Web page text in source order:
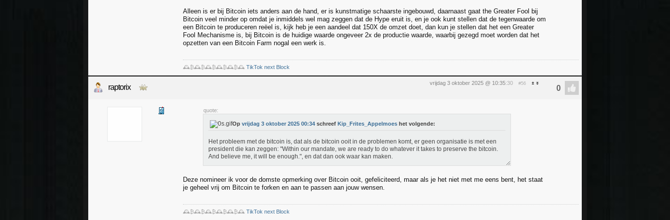
Alleen is er bij Bitcoin iets anders aan de hand, er is kunstmatige schaarste ingebouwd, daarnaast gaat the Greater Fool bij
Bitcoin veel minder op omdat je inmiddels wel mag zeggen dat de Hype eruit is, en je ook kunt stellen dat de tegenwaarde om
een Bitcoin te produceren reëel is, kijk heb je een aandeel dat 150X de omzet doet, dan kun je stellen dat het een Greater
Fool Mechanisme is, bij Bitcoin is de huidige waarde ongeveer 2x de productie waarde, waarbij gezegd moet worden dat het
opzetten van een Bitcoin Farm nogal een werk is.
🕰️₿🕰️₿🕰️₿🕰️₿🕰️₿🕰️ TikTok next Block
vrijdag 3 oktober 2025 @ 10:35:30 #56
raptorix
quote:
Op vrijdag 3 oktober 2025 00:34 schreef Kip_Frites_Appelmoes het volgende:
Het probleem met de bitcoin is, dat als de bitcoin ooit in de problemen komt, er geen organisatie is met een
president die kan zeggen: "Within our mandate, we are ready to do whatever it takes to preserve the bitcoin.
And believe me, it will be enough.", en dat dan ook waar kan maken.
Deze nomineer ik voor de domste opmerking over Bitcoin ooit, gefeliciteerd, maar als je het niet met me eens bent, het staat
je geheel vrij om Bitcoin te forken en aan te passen aan jouw wensen.
🕰️₿🕰️₿🕰️₿🕰️₿🕰️₿🕰️ TikTok next Block